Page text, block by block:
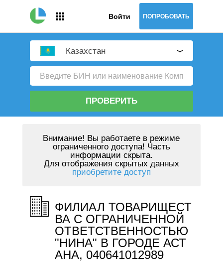
Войти ПОПРОБОВАТЬ
Казахстан
ПРОВЕРИТЬ
Внимание! Вы работаете в режиме
ограниченного доступа! Часть
информации скрыта.
Для отображения скрытых данных
приобретите доступ
ФИЛИАЛ ТОВАРИЩЕСТ
ВА С ОГРАНИЧЕННОЙ
ОТВЕТСТВЕННОСТЬЮ
"НИНА" В ГОРОДЕ АСТ
АНА, 040641012989